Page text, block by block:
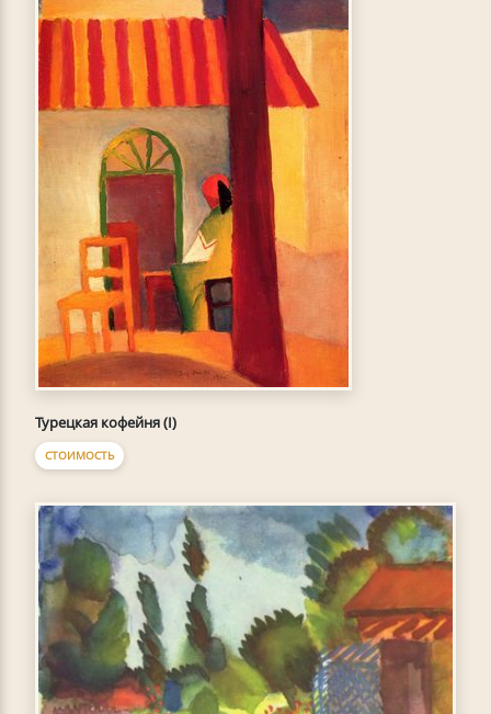
Турецкая кофейня (I)
СТОИМОСТЬ